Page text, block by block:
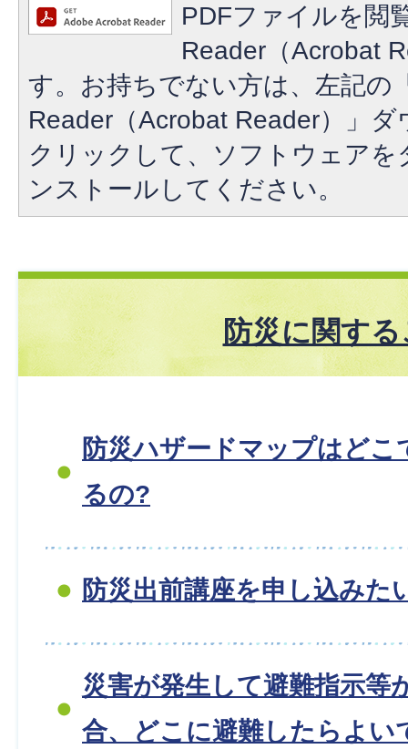
PDFファイルを閲
Reader（Acrobat
す。お持ちでない方は、左記の
Reader（Acrobat Reader）」
クリックして、ソフトウェア
ンストールしてください。
防災に関す
防災ハザードマップはどこ
るの?
防災出前講座を申し込み
災害が発生して避難指示等
合、どこに避難したらよい